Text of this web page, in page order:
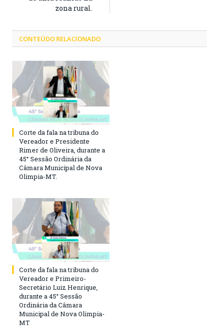
zona rural.
CONTEÚDO RELACIONADO
Corte da fala na tribuna do
Vereador e Presidente
Rimer de Oliveira, durante a
45° Sessão Ordinária da
Câmara Municipal de Nova
Olimpia-MT.
Corte da fala na tribuna do
Vereador e Primeiro-
Secretário Luiz Henrique,
durante a 45° Sessão
Ordinária da Câmara
Municipal de Nova Olimpia-
MT